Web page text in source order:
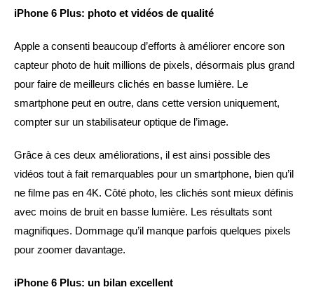
iPhone 6 Plus: photo et vidéos de qualité
Apple a consenti beaucoup d’efforts à améliorer encore son
capteur photo de huit millions de pixels, désormais plus grand
pour faire de meilleurs clichés en basse lumière. Le
smartphone peut en outre, dans cette version uniquement,
compter sur un stabilisateur optique de l’image.
Grâce à ces deux améliorations, il est ainsi possible des
vidéos tout à fait remarquables pour un smartphone, bien qu’il
ne filme pas en 4K. Côté photo, les clichés sont mieux définis
avec moins de bruit en basse lumière. Les résultats sont
magnifiques. Dommage qu’il manque parfois quelques pixels
pour zoomer davantage.
iPhone 6 Plus: un bilan excellent